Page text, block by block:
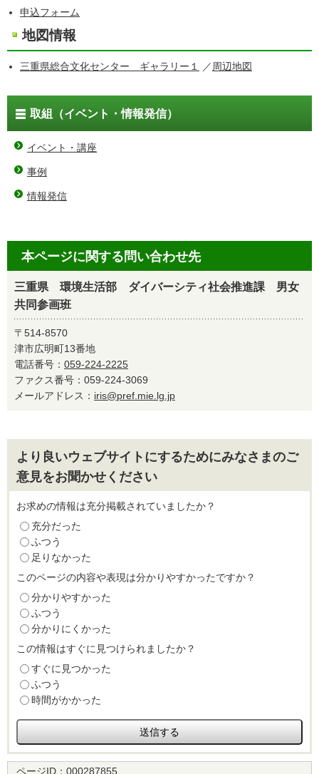
申込フォーム
地図情報
三重県総合文化センター ギャラリー１ ／ 周辺地図
取組（イベント・情報発信）
イベント・講座
事例
情報発信
本ページに関する問い合わせ先
三重県 環境生活部 ダイバーシティ社会推進課 男女
共同参画班
〒514-8570
津市広明町13番地
電話番号： 059-224-2225
ファクス番号：059-224-3069
メールアドレス： iris@pref.mie.lg.jp
より良いウェブサイトにするためにみなさまのご
意見をお聞かせください
お求めの情報は充分掲載されていましたか？
充分だった
ふつう
足りなかった
このページの内容や表現は分かりやすかったですか？
分かりやすかった
ふつう
分かりにくかった
この情報はすぐに見つけられましたか？
すぐに見つかった
ふつう
時間がかかった
ページID： 000287855